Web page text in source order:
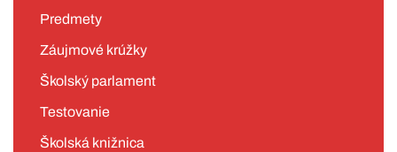
Predmety
Záujmové krúžky
Školský parlament
Testovanie
Školská knižnica